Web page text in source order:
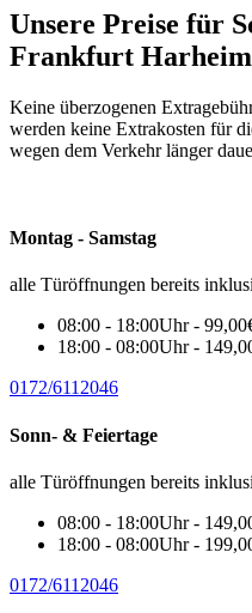
Unsere Preise für
Frankfurt Harheim
Keine überzogenen
werden keine Extrakosten für
wegen dem Verkehr länger
Montag - Samstag
alle Türöffnungen bereits
08:00 - 18:00Uhr -
18:00 - 08:00Uhr -
0172/6112046
Sonn- & Feiertage
alle Türöffnungen bereits
08:00 - 18:00Uhr -
18:00 - 08:00Uhr -
0172/6112046